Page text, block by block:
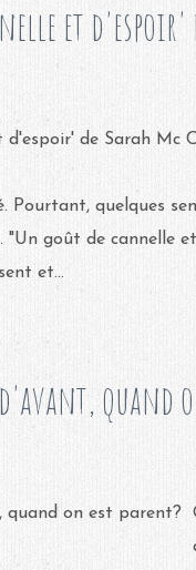
et d'espoir'
quelques
"Un goût de cannelle
et...
quand